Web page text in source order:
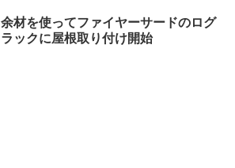
余材を使ってファイヤーサードのログ
ラックに屋根取り付け開始